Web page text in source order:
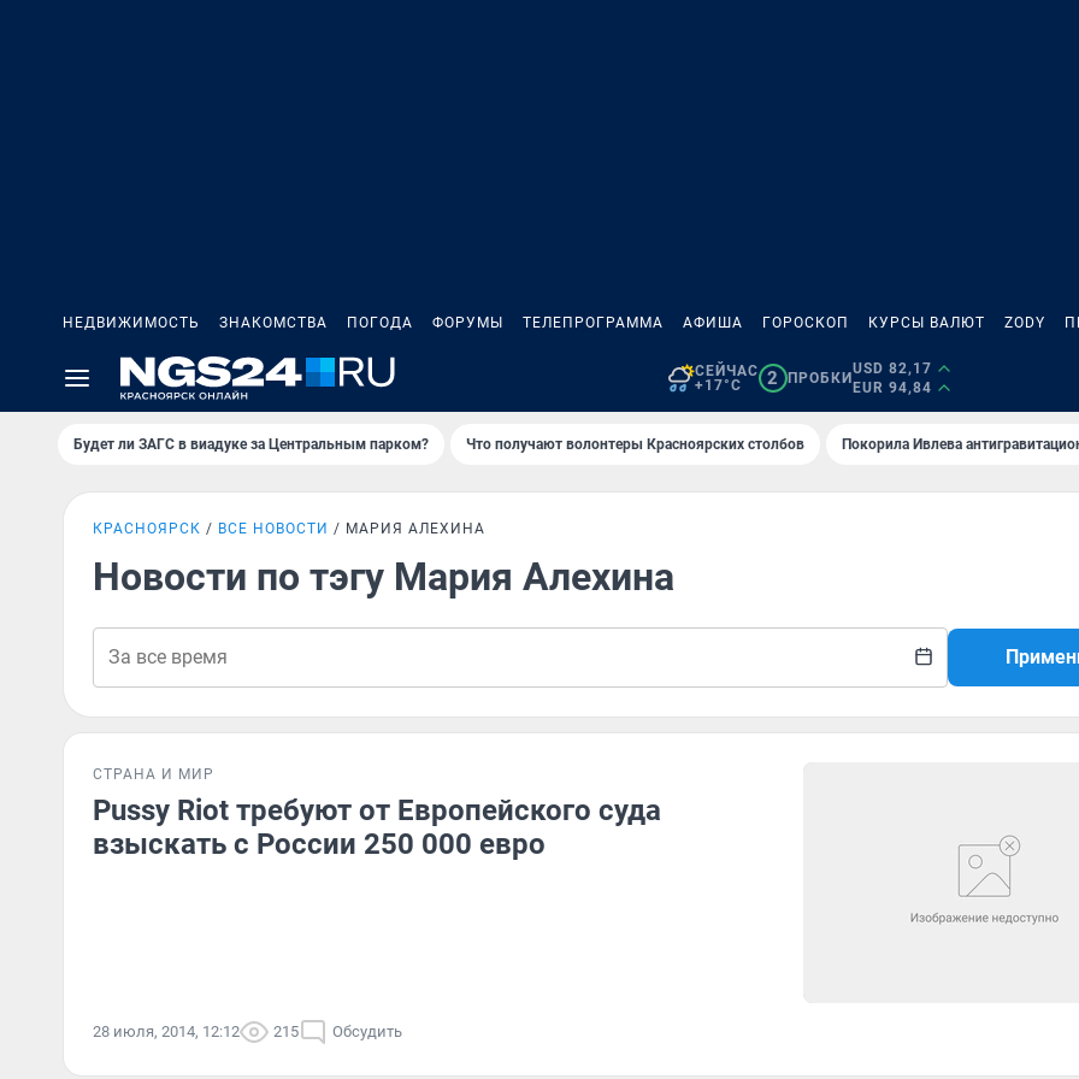
НЕДВИЖИМОСТЬ ЗНАКОМСТВА ПОГОДА ФОРУМЫ ТЕЛЕПРОГРАММА АФИША ГОРОСКОП КУРСЫ ВАЛЮТ ZODY
СЕЙЧАС
+17°C
2 ПРОБКИ
USD 82,17
EUR 94,84
Будет ли ЗАГС в виадуке за Центральным парком? Что получают волонтеры Красноярских столбов Покорила Ивлева
КРАСНОЯРСК ВСЕ НОВОСТИ МАРИЯ АЛЕХИНА
Новости по тэгу Мария Алехина
СТРАНА И МИР
Pussy Riot требуют от Европейского суда
взыскать с России 250 000 евро
28 июля, 2014, 12:12 215 Обсудить